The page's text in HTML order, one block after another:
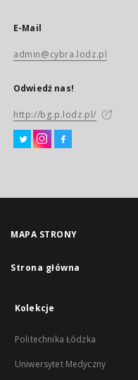
E-Mail
admin@cybra.lodz.pl
Odwiedź nas!
http://bg.p.lodz.pl/
MAPA STRONY
Strona główna
Kolekcje
Politechnika Łódzka
Uniwersytet Medyczny